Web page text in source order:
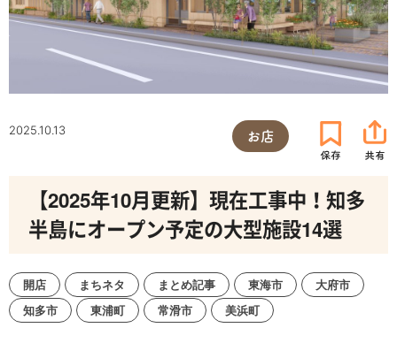
2025.10.13 お店
【2025年10月更新】現在工事中！知多
半島にオープン予定の大型施設14選
開店 まちネタ まとめ記事 東海市
大府市
知多市
東浦町 常滑市 美浜町